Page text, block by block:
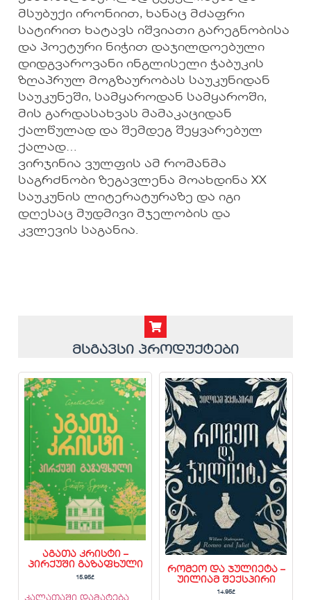
მსუბუქი ირონიით, ხანაც მძაფრი
სატირით ხატავს იშვიათი გარეგნობისა
და პოეტური ნიჭით დაჯილდოებული
დიდგვაროვანი ინგლისელი ჭაბუკის
ზღაპრულ მოგზაურობას საუკუნიდან
საუკუნეში, სამყაროდან სამყაროში,
მის გარდასახვას მამაკაციდან
ქალწულად და შემდეგ შეყვარებულ
ქალად…
ვირჯინია ვულფის ამ რომანმა
საგრძნობი ზეგავლენა მოახდინა XX
საუკუნის ლიტერატურაზე და იგი
დღესაც მუდმივი მჯელობის და
კვლევის საგანია.
მსგავსი პროდუქტები
აგათა კრისტი –
პირქუში გაზაფხული
15.95₾
რომეო და ჯულიეტა –
უილიამ შექსპირი
14.95₾